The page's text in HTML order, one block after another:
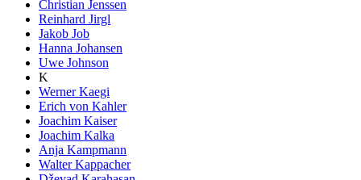
Christian Jenssen
Reinhard Jirgl
Jakob Job
Hanna Johansen
Uwe Johnson
K
Werner Kaegi
Erich von Kahler
Joachim Kaiser
Joachim Kalka
Anja Kampmann
Walter Kappacher